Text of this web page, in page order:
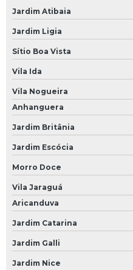
Bateria Moura
Bateria Moura 100
Bateria Moura 100ah
Bateria Moura 150
Bateria Moura 48 Amperes
Bateria Moura 50 Amperes
Bateria Moura 60
Bateria Moura 60 a
Bateria Moura 60 Ap
Bateria Moura 60a
Bateria Moura 60ah
Bateria Moura 60h
Jardim Atibaia
Jardim Ligia
Sítio Boa Vista
Vila Ida
Vila Nogueira
Anhanguera
Jardim Britânia
Jardim Escócia
Morro Doce
Vila Jaraguá
Aricanduva
Jardim Catarina
Jardim Galli
Jardim Nice